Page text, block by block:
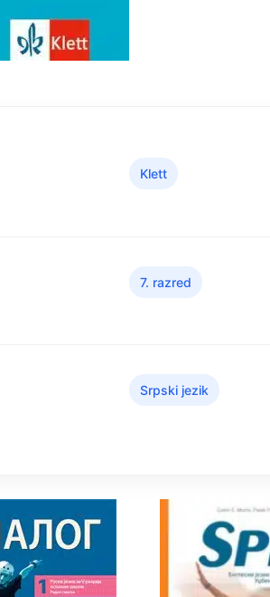
Klett
7. razred
Srpski jezik